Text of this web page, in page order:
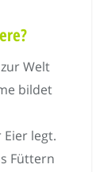
Welt
bildet
legt.
Füttern